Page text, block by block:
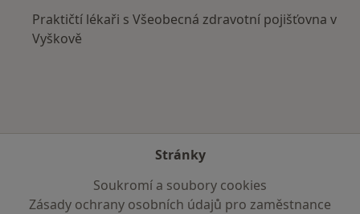
Praktičtí lékaři s Všeobecná zdravotní pojišťovna v
Vyškově
Stránky
Soukromí a soubory cookies
Zásady ochrany osobních údajů pro zaměstnance